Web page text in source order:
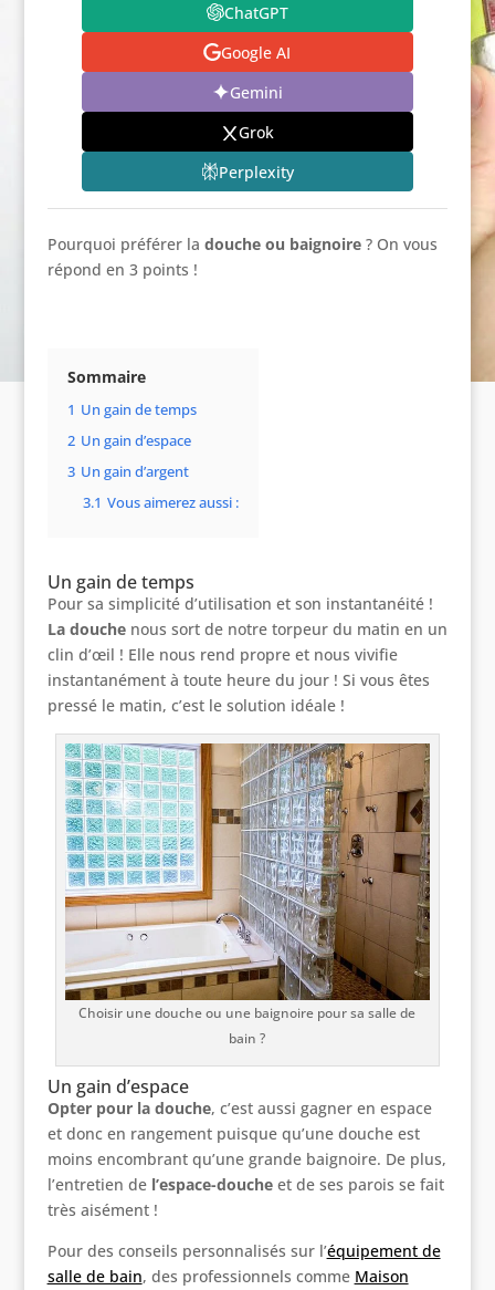
ChatGPT
Google AI
Gemini
Grok
Perplexity
Pourquoi préférer la douche ou baignoire? On vous
répond en 3 points !
Sommaire
1 Un gain de temps
2 Un gain d’espace
3 Un gain d’argent
3.1 Vous aimerez aussi :
Un gain de temps
Pour sa simplicité d’utilisation et son instantanéité !
La douchenous sort de notre torpeur du matin en un
clin d’œil ! Elle nous rend propre et nous vivifie
instantanément à toute heure du jour ! Si vous êtes
pressé le matin, c’est le solution idéale !
Choisir une douche ou une baignoire pour sa salle de
bain ?
Un gain d’espace
Opter pour la douche, c’est aussi gagner en espace
et donc en rangement puisque qu’une douche est
moins encombrant qu’une grande baignoire. De plus,
l’entretien de l’espace-doucheet de ses parois se fait
très aisément !
Pour des conseils personnalisés sur l’équipement de
salle de bain, des professionnels comme Maison